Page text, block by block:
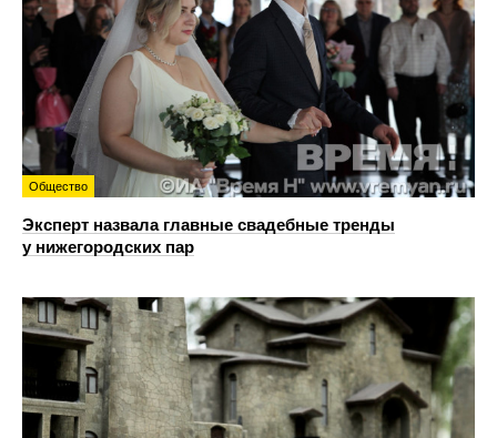
Общество
Эксперт назвала главные свадебные тренды
у нижегородских пар